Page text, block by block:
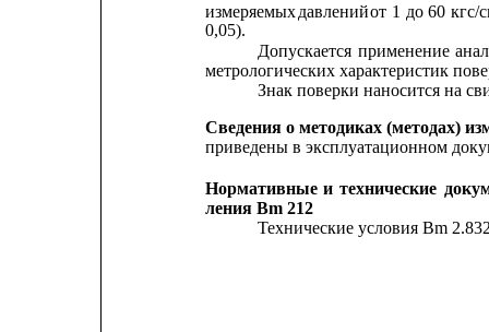
измеряемых давленийот 1 до 60 кгс/
0,05).
Допускается применение
метрологических характеристик
Знак поверки наносится на
Сведения о методиках (методах)
приведены в эксплуатационном
Нормативные и технические
ления Вm 212
Технические условия Вm